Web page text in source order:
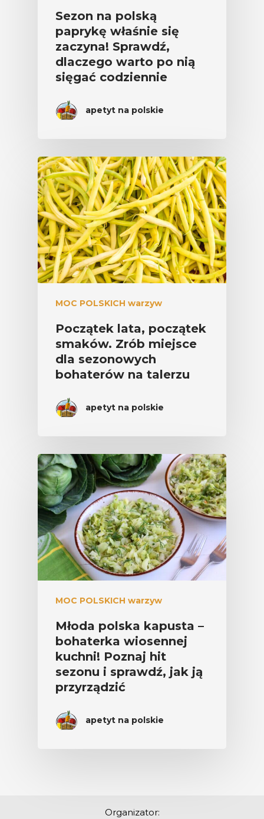
Sezon na polską
paprykę właśnie się
zaczyna! Sprawdź,
dlaczego warto po nią
sięgać codziennie
apetyt na polskie
MOC POLSKICH warzyw
Początek lata, początek
smaków. Zrób miejsce
dla sezonowych
bohaterów na talerzu
apetyt na polskie
MOC POLSKICH warzyw
Młoda polska kapusta –
bohaterka wiosennej
kuchni! Poznaj hit
sezonu i sprawdź, jak ją
przyrządzić
apetyt na polskie
Organizator: